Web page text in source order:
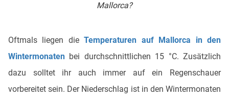
Mallorca?
Oftmals liegen dieTemperaturen auf Mallorca in den
Wintermonaten bei durchschnittlichen 15 °C. Zusätzlich
dazu solltet ihr auch immer auf ein Regenschauer
vorbereitet sein. Der Niederschlag ist in den Wintermonaten